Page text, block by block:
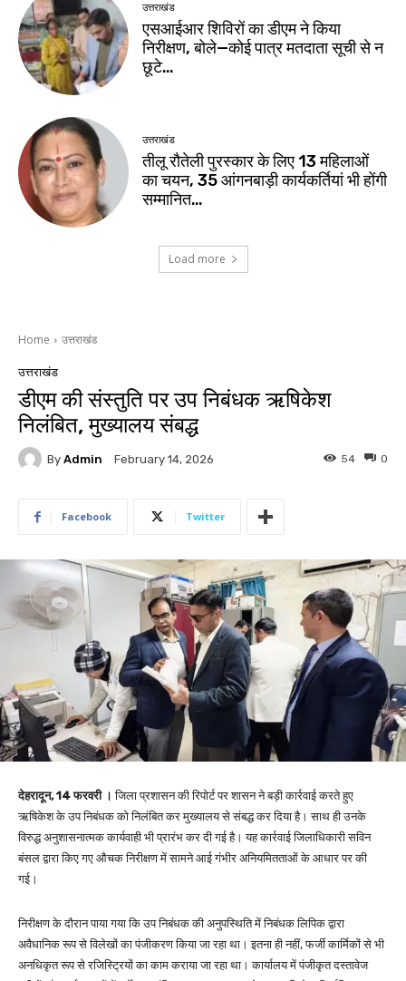
उत्तराखंड
एसआईआर शिविरों का डीएम ने किया
निरीक्षण, बोले—कोई पात्र मतदाता सूची से न
छूटे…
उत्तराखंड
तीलू रौतेली पुरस्कार के लिए 13 महिलाओं
का चयन, 35 आंगनबाड़ी कार्यकर्तियां भी होंगी
सम्मानित…
Load more